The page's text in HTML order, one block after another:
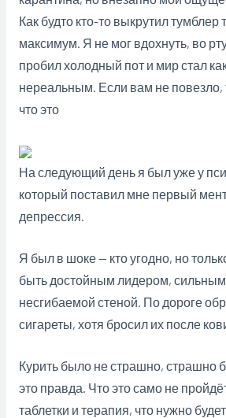
Как будто кто-то выкрутил тумблер
максимум. Я не мог вдохнуть, во
пробил холодный пот и мир стал
нереальным. Если вам не повезло,
что это
На следующий день я был уже у
который поставил мне первый
депрессия.
Я был в шоке — кто угодно, но
быть достойным лидером,
несгибаемой стеной. По дороге
сигареты, хотя бросил их после
Курить было не страшно, страшно
это правда. Что это само не
таблетки и терапия, что нужно